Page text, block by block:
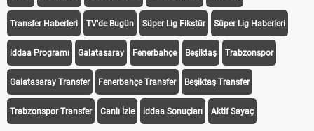
iddaa Canlı Skor Puan Durumu Canlı Anlatım At Yarışı
Transfer Haberleri TV'de Bugün Süper Lig Fikstür Süper Lig Haberleri
iddaa Programı Galatasaray Fenerbahçe Beşiktaş Trabzonspor
Galatasaray Transfer Fenerbahçe Transfer Beşiktaş Transfer
Trabzonspor Transfer Canlı İzle iddaa Sonuçları Aktif Sayaç